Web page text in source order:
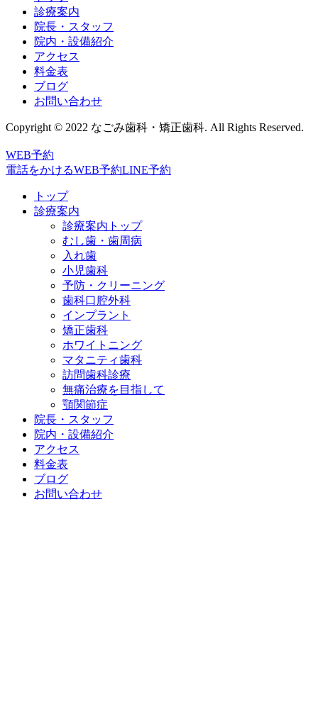
診療案内
院長・スタッフ
院内・設備紹介
アクセス
料金表
ブログ
お問い合わせ
Copyright © 2022 なごみ歯科・矯正歯科. All Rights Reserved.
WEB予約
電話をかけるWEB予約LINE予約
トップ
診療案内
診療案内トップ
むし歯・歯周病
入れ歯
小児歯科
予防・クリーニング
歯科口腔外科
インプラント
矯正歯科
ホワイトニング
マタニティ歯科
訪問歯科診療
無痛治療を目指して
顎関節症
院長・スタッフ
院内・設備紹介
アクセス
料金表
ブログ
お問い合わせ